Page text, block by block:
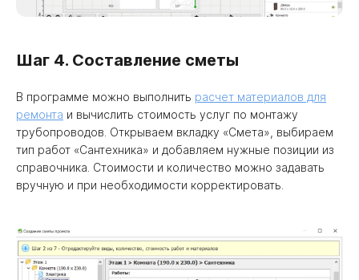
Шаг 4. Составление сметы
В программе можно выполнить расчет материалов для
ремонта и вычислить стоимость услуг по монтажу
трубопроводов. Открываем вкладку «Смета», выбираем
тип работ «Сантехника» и добавляем нужные позиции из
справочника. Стоимости и количество можно задавать
вручную и при необходимости корректировать.